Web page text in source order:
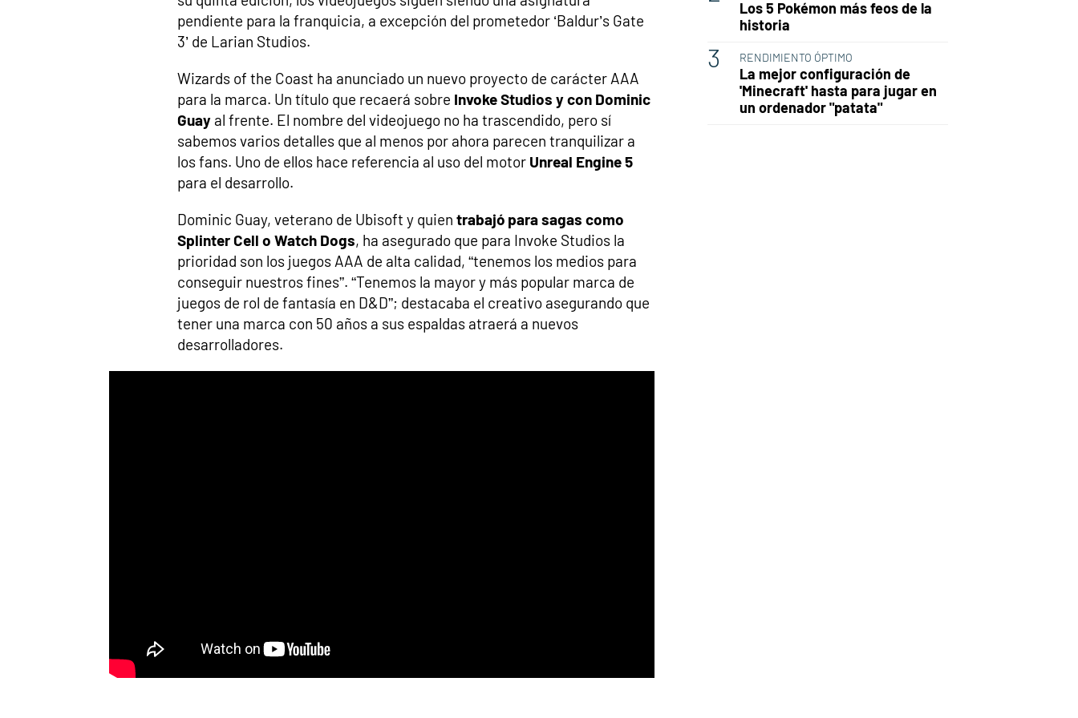
pendiente para la franquicia, a excepción del prometedor ‘Baldur’s Gate
3’ de Larian Studios.
Wizards of the Coast ha anunciado un nuevo proyecto de carácter AAA
para la marca. Un título que recaerá sobre Invoke Studios y con Dominic
Guay al frente. El nombre del videojuego no ha trascendido, pero sí
sabemos varios detalles que al menos por ahora parecen tranquilizar a
los fans. Uno de ellos hace referencia al uso del motor Unreal Engine 5
para el desarrollo.
Dominic Guay, veterano de Ubisoft y quien trabajó para sagas como
Splinter Cell o Watch Dogs, ha asegurado que para Invoke Studios la
prioridad son los juegos AAA de alta calidad, “tenemos los medios para
conseguir nuestros fines”. “Tenemos la mayor y más popular marca de
juegos de rol de fantasía en D&D”; destacaba el creativo asegurando que
tener una marca con 50 años a sus espaldas atraerá a nuevos
desarrolladores.
Los 5 Pokémon más feos de la
historia
RENDIMIENTO ÓPTIMO
La mejor configuración de
'Minecraft' hasta para jugar en
un ordenador "patata"